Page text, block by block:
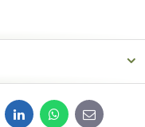
LinkedInWhatsApp
E-